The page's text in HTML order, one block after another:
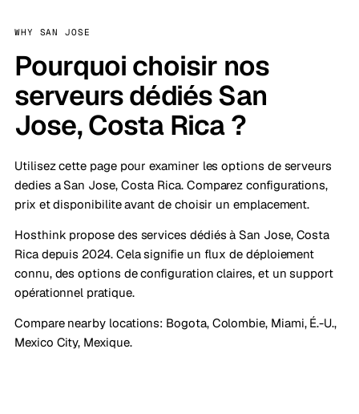
WHY SAN JOSE
Pourquoi choisir nos
serveurs dédiés San
Jose, Costa Rica ?
Utilisez cette page pour examiner les options de serveurs
dedies a San Jose, Costa Rica. Comparez configurations,
prix et disponibilite avant de choisir un emplacement.
Hosthink propose des services dédiés à San Jose, Costa
Rica depuis 2024. Cela signifie un flux de déploiement
connu, des options de configuration claires, et un support
opérationnel pratique.
Compare nearby locations: Bogota, Colombie, Miami, É.-U.,
Mexico City, Mexique.